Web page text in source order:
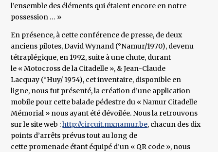
l’ensemble des éléments qui étaient encore en notre
possession … »
En présence, à cette conférence de presse, de deux
anciens pilotes, David Wynand (°Namur/1970), devenu
tétraplégique, en 1992, suite à une chute, durant
le « Motocross de la Citadelle », & Jean-Claude
Lacquay (°Huy/ 1954), cet inventaire, disponible en
ligne, nous fut présenté, la création d’une application
mobile pour cette balade pédestre du « Namur Citadelle
Mémorial » nous ayant été dévoilée. Nous la retrouvons
sur le site web :http://circuit.mxnamur.be, chacun des dix
points d’arrêts prévus tout au long de
cette promenade étant équipé d’un « QR code », nous